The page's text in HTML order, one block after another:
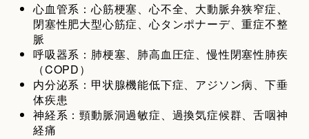
心血管系：心筋梗塞、心不全、大動脈弁狭窄症、
閉塞性肥大型心筋症、心タンポナーデ、重症不整
脈
呼吸器系：肺梗塞、肺高血圧症、慢性閉塞性肺疾
（COPD）
内分泌系：甲状腺機能低下症、アジソン病、下垂
体疾患
神経系：頸動脈洞過敏症、過換気症候群、舌咽神
経痛